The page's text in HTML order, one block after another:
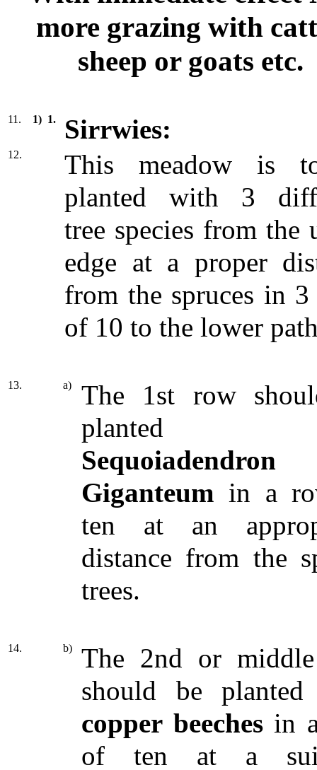
more grazing with
sheep or goats etc.
11. 1) 1. Sirrwies:
12.
This meadow is
planted with 3
tree species from the
edge at a proper
from the spruces in
of 10 to the lower
13. a)
The 1st row
planted
Sequoiadendron
Giganteum in a
ten at an
distance from the
trees.
14. b)
The 2nd or
should be
copper beechesin
of ten at a